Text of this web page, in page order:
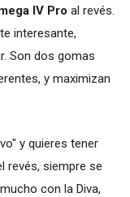
IV Pro al revés.
interesante,
Son dos gomas
y maximizan
y quieres tener
revés, siempre se
con la Diva,